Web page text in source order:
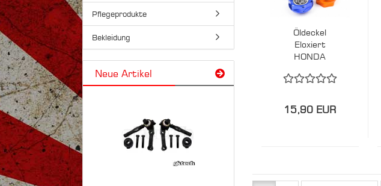
Öldeckel
Eloxiert
HONDA
SUZUKI
15,90 EUR
Pflegeprodukte
Bekleidung
Neue Artikel